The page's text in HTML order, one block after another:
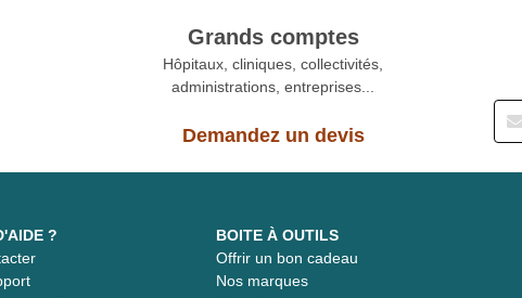
Grands comptes
Hôpitaux, cliniques, collectivités,
administrations, entreprises...
Demandez un devis
?
BOITE À OUTILS
Offrir un bon cadeau
Nos marques